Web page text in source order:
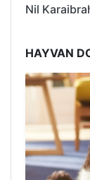
Nil
HAYVAN